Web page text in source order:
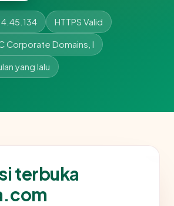
HTTPS Valid
Corporate Domains, I
yang lalu
terbuka